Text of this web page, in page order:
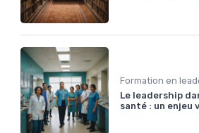
Formation en
Le leadership
santé : un enjeu